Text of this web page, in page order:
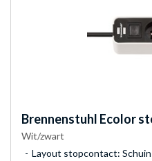
Brennenstuhl Ecolor
Wit/zwart
Layout stopcontact: Schuin